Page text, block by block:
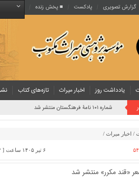
گزارش تصویری پادکست‌ ■ پخش زنده
یادداشت روز اخبار میراث تازه‌های کتاب
شماره ۱۰۱ نامۀ فرهنگستان منتشر شد
/ اخبار میراث /
۶ تیر ۱۴۰۵ ساعت [ ۲۲:۴۴ ]
«قند مکرر» منتشر شد